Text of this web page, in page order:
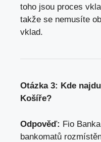
toho jsou proces
takže se nemusíte
vklad.
Otázka ​3: Kde⁣
Košíře?
Odpověď: Fio
bankomatů